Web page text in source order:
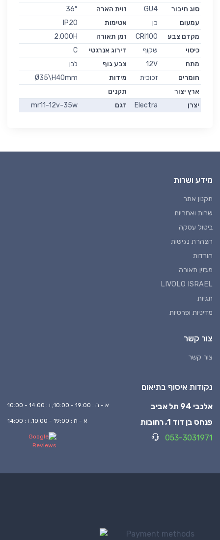
סוג חיבור
GU4 זוית הארה
36°
עמעום
כן אטימות
IP20
מקדם צבע
CRI100 זמן תאורה
2,000H
כיסוי
שקוף דירוג אנרגטי
C
מתח
12V צבע גוף
לבן
חומרים
זכוכית מידות
Ø35\H40mm
ארץ יצור
תקנים
יצרן
Electra דגם mr11-12v-35w
מידע ושרות
תקנון אתר
שרות ואחריות
ביטול עסקה
הצהרת נגישות
הורדות
מגזין תאורה
LIVOLO ISRAEL
תגיות
מדיניות ופרטיות
צור קשר
צור קשר
נקודות איסוף בתיאום
אלנבי 94 תל אביב א - ה : 19:00 - 10:00, ו : 14:00 - 10:00
פנחס בן דוד 1, רחובות א - ה : 19:00 - 10:00, ו : 14:00
053-3031971